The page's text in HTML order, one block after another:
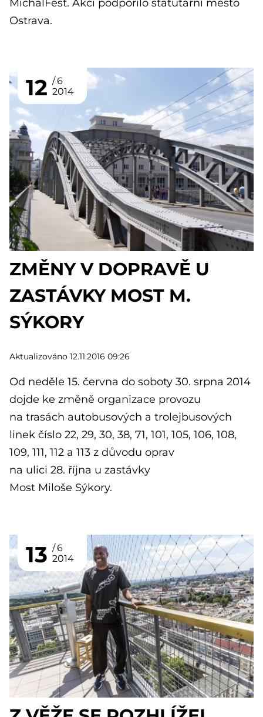
MichalFest. Akci podpořilo statutární město
Ostrava.
12
6
2014
ZMĚNY V DOPRAVĚ U
ZASTÁVKY MOST M.
SÝKORY
Aktualizováno 12.11.2016 09:26
Od neděle 15. června do soboty 30. srpna 2014
dojde ke změně organizace provozu
na trasách autobusových a trolejbusových
linek číslo 22, 29, 30, 38, 71, 101, 105, 106, 108,
109, 111, 112 a 113 z důvodu oprav
na ulici 28. října u zastávky
Most Miloše Sýkory.
13
6
2014